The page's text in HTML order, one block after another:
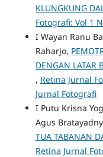
KLUNGKUNG
Fotografi: Vol 1
I Wayan Ranu
Raharjo,
DENGAN LATAR
, Retina Jurnal
Jurnal Fotografi
I Putu Krisna
Agus
TUA TABANAN
Retina Jurnal